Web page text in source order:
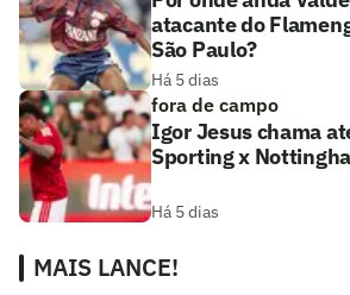
atacante do
São Paulo?
Há 5 dias
fora de campo
Igor Jesus chama
Sporting x
Há 5 dias
MAIS LANCE!